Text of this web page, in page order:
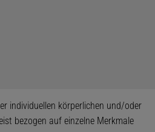
individuellen körperlichen und/oder
bezogen auf einzelne Merkmale